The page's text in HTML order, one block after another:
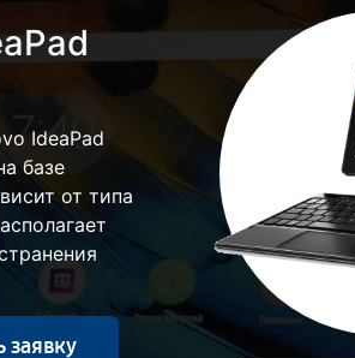
IdeaPad
базе
от типа
заявку